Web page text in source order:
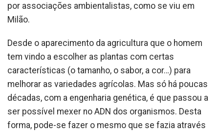
por associações ambientalistas, como se viu em
Milão.
Desde o aparecimento da agricultura que o homem
tem vindo a escolher as plantas com certas
características (o tamanho, o sabor, a cor…) para
melhorar as variedades agrícolas. Mas só há poucas
décadas, com a engenharia genética, é que passou a
ser possível mexer no ADN dos organismos. Desta
forma, pode-se fazer o mesmo que se fazia através